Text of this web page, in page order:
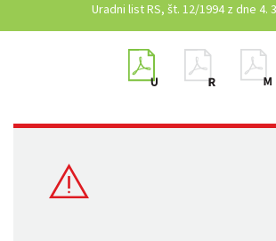
Uradni list RS, št. 12/1994 z dne 4.